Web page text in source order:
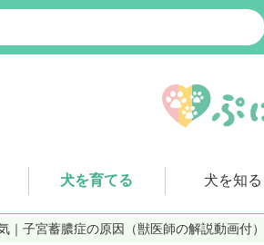
犬を育てる 犬を知る
｜子宮蓄膿症の原因（獣医師の解説動画付）